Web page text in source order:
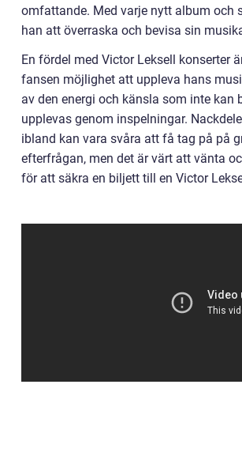
omfattande. Med varje nytt album och
han att överraska och bevisa sin
En fördel med Victor Leksell konserter
fansen möjlighet att uppleva hans
av den energi och känsla som inte kan
upplevas genom inspelningar.
ibland kan vara svåra att få tag på på
efterfrågan, men det är värt att vänta
för att säkra en biljett till en Victor